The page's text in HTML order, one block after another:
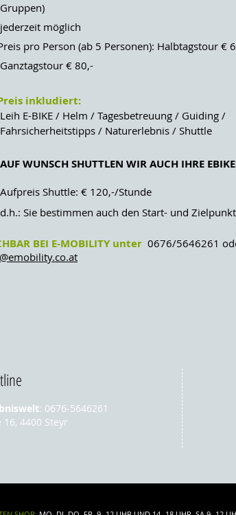
möglich
pro Person (ab 5 Personen): Halbtagstour €
€ 80,-
inkludiert:
E-BIKE / Helm / Tagesbetreuung / Guiding /
/ Naturerlebnis / Shuttle
AUF WUNSCH SHUTTLEN WIR AUCH IHRE
Shuttle: € 120,-/Stunde
Sie bestimmen auch den Start- und Zielpunkt
BEI E-MOBILITY unter 0676/5646261
: 0676-5646261
16, 4400 Steyr